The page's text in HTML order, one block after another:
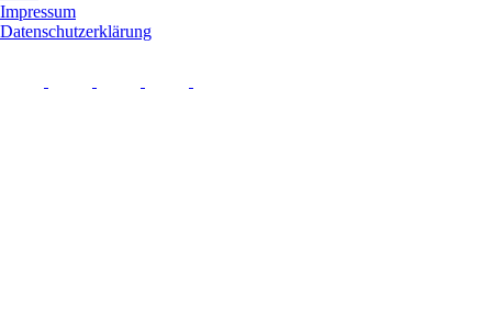
Impressum
Datenschutzerklärung